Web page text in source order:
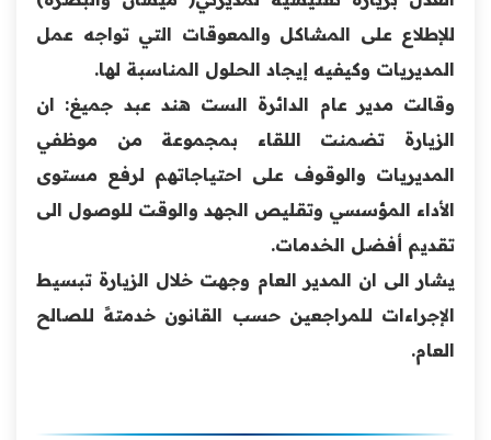
للإطلاع على المشاكل والمعوقات التي تواجه عمل
المديريات وكيفيه إيجاد الحلول المناسبة لها.
وقالت مدير عام الدائرة الست هند عبد جميغ: ان
الزيارة تضمنت اللقاء بمجموعة من موظفي
المديريات والوقوف على احتياجاتهم لرفع مستوى
الأداء المؤسسي وتقليص الجهد والوقت للوصول الى
تقديم أفضل الخدمات.
يشار الى ان المدير العام وجهت خلال الزيارة تبسيط
الإجراءات للمراجعين حسب القانون خدمتهً للصالح
العام.